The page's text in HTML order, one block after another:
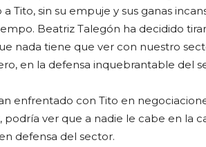
Tito, sin su empuje y sus ganas
Beatriz Talegón ha decidido
nada tiene que ver con nuestro
en la defensa inquebrantable del
enfrentado con Tito en
ver que a nadie le cabe en la
defensa del sector.